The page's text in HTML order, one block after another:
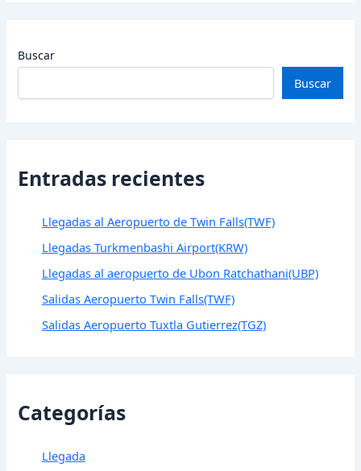
Buscar
Buscar
Entradas recientes
Llegadas al Aeropuerto de Twin Falls(TWF)
Llegadas Turkmenbashi Airport(KRW)
Llegadas al aeropuerto de Ubon Ratchathani(UBP)
Salidas Aeropuerto Twin Falls(TWF)
Salidas Aeropuerto Tuxtla Gutierrez(TGZ)
Categorías
Llegada